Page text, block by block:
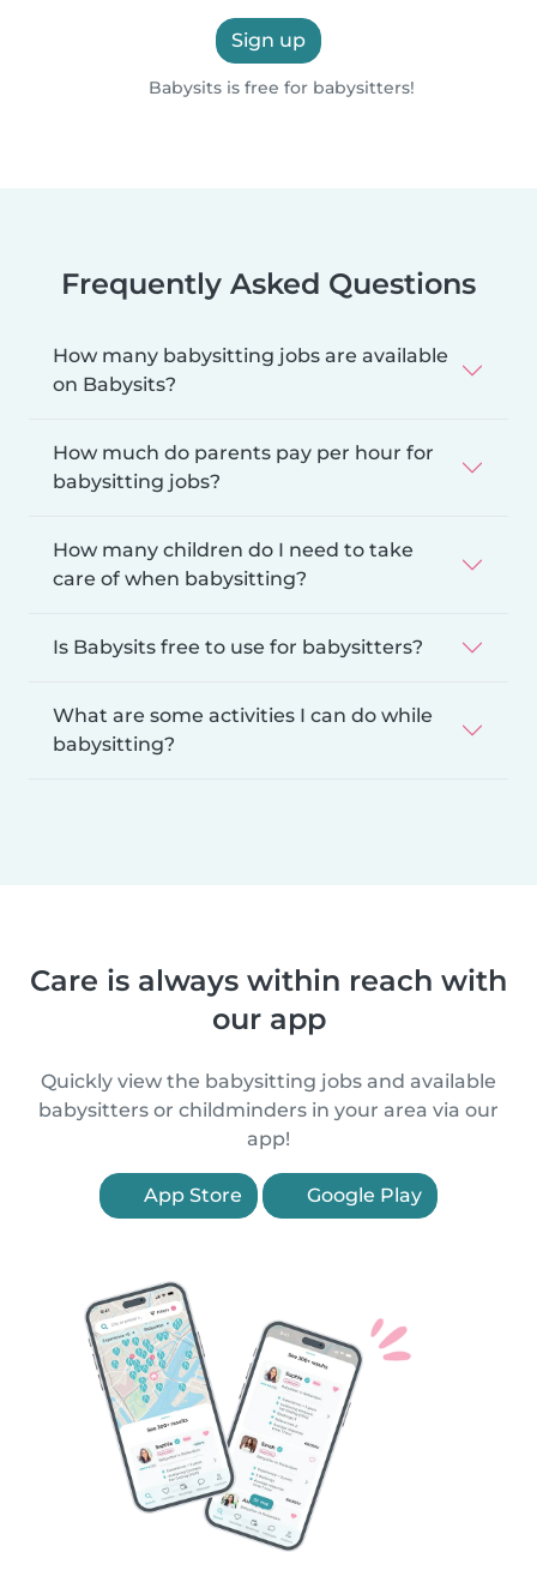
Sign up
Babysits is free for babysitters!
Frequently Asked Questions
How many babysitting jobs are available
on Babysits?
How much do parents pay per hour for
babysitting jobs?
How many children do I need to take
care of when babysitting?
Is Babysits free to use for babysitters?
What are some activities I can do while
babysitting?
Care is always within reach with
our app
Quickly view the babysitting jobs and available
babysitters or childminders in your area via our
app!
App Store Google Play